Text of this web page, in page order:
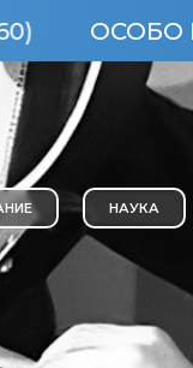
ОСОБО
НАУКА